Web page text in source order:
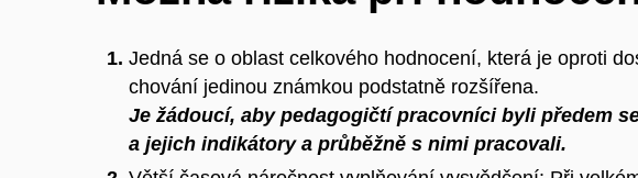
Jedná se o oblast celkového hodnocení, která je oproti
chování jedinou známkou podstatně rozšířena.
Je žádoucí, aby pedagogičtí pracovníci byli předem
a jejich indikátorya průběžně s nimi pracovali.